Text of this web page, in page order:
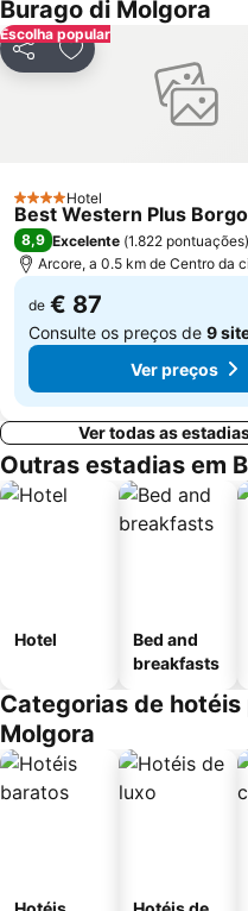
Porta Genova
Bovisa
Moscova Metro Station
Burago di Molgora
Escolha popular
PartilharAdicionar aos
4 Estrelas
Hotel
Best Western Plus
8,9 Excelente (1.822 pontuações)
Arcore, a 0.5 km de Centro da
de € 87
Consulte os preços de 9
Ver preços
Ver todas as
Outras estadias em
Hotel
Bed and
breakfasts
Categorias de
Molgora